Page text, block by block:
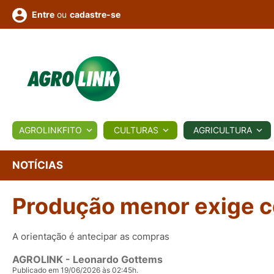
BIOLÓGICOS COTAÇÕES NOTÍCIAS
Conversor Colunistas Eventos
e
Vídeos
Entre ou cadastre-se
AGROLINKFITO CULTURAS AGRICULTURA
NOTÍCIAS
Produção menor exige
A orientação é antecipar as compras
AGROLINK - Leonardo Gottems
Publicado em 19/06/2026 às 02:45h.